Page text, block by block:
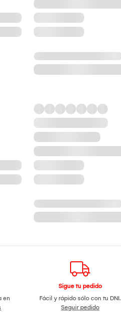
en
Sigue tu pedido
Fácil y rápido sólo con tu DNI.
Seguir pedido